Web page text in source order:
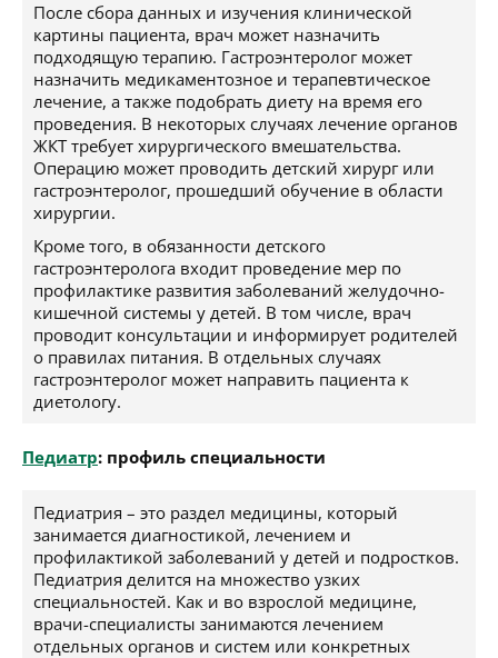
После сбора данных и изучения клинической
картины пациента, врач может назначить
подходящую терапию. Гастроэнтеролог может
назначить медикаментозное и терапевтическое
лечение, а также подобрать диету на время его
проведения. В некоторых случаях лечение органов
ЖКТ требует хирургического вмешательства.
Операцию может проводить детский хирург или
гастроэнтеролог, прошедший обучение в области
хирургии.
Кроме того, в обязанности детского
гастроэнтеролога входит проведение мер по
профилактике развития заболеваний желудочно-
кишечной системы у детей. В том числе, врач
проводит консультации и информирует родителей
о правилах питания. В отдельных случаях
гастроэнтеролог может направить пациента к
диетологу.
Педиатр: профиль специальности
Педиатрия – это раздел медицины, который
занимается диагностикой, лечением и
профилактикой заболеваний у детей и подростков.
Педиатрия делится на множество узких
специальностей. Как и во взрослой медицине,
врачи-специалисты занимаются лечением
отдельных органов и систем или конкретных